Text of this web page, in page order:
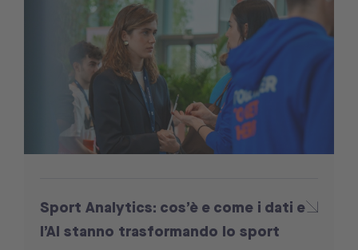
Sport Analytics: cos’è e come i dati e
l’AI stanno trasformando lo sport